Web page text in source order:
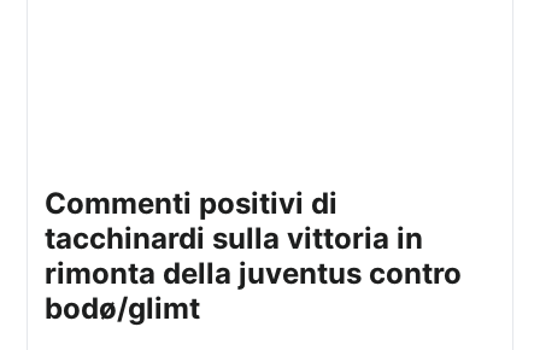
commenti positivi di
tacchinardi sulla vittoria in
rimonta della juventus contro
bodø/glimt